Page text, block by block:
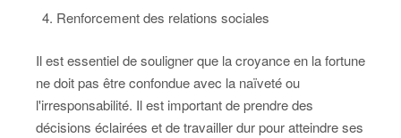
Renforcement des relations sociales
Il est essentiel de souligner que la croyance en la fortune
ne doit pas être confondue avec la naïveté ou
l'irresponsabilité. Il est important de prendre des
décisions éclairées et de travailler dur pour atteindre ses